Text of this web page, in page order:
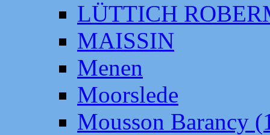
LÜTTICH
MAISSIN
Menen
Moorslede
Mousson Barancy